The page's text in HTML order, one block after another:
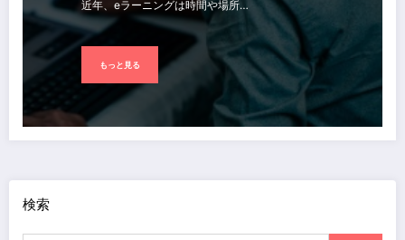
近年、eラーニングは時間や場所…
もっと見る
検索